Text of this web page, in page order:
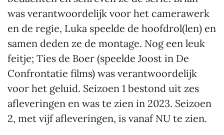
was verantwoordelijk voor het camerawerk
en de regie, Luka speelde de hoofdrol(len) en
samen deden ze de montage. Nog een leuk
feitje; Ties de Boer (speelde Joost in De
Confrontatie films) was verantwoordelijk
voor het geluid. Seizoen 1 bestond uit zes
afleveringen en was te zien in 2023. Seizoen
2, met vijf afleveringen, is vanaf NU te zien.